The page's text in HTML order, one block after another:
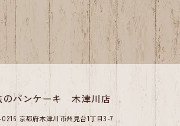
のパンケーキ 木津川店
京都府木津川市州見台1丁目3-7